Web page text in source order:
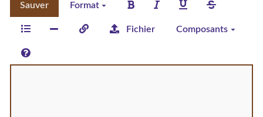
Sauver Format
Fichier Composants